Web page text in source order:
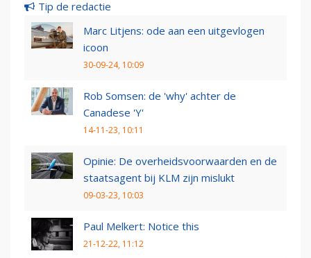
Tip de redactie
Marc Litjens: ode aan een uitgevlogen
icoon
30-09-24, 10:09
Rob Somsen: de 'why' achter de
Canadese 'Y'
14-11-23, 10:11
Opinie: De overheidsvoorwaarden en de
staatsagent bij KLM zijn mislukt
09-03-23, 10:03
Paul Melkert: Notice this
21-12-22, 11:12